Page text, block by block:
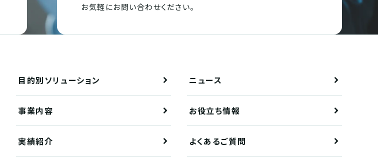
お気軽にお問い合わせください。
目的別ソリューション ニュース
事業内容 お役立ち情報
実績紹介 よくあるご質問